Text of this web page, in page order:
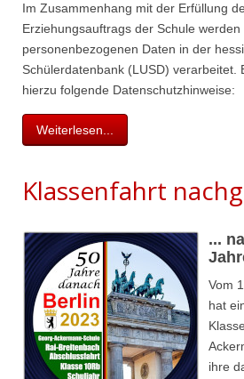
Im Zusammenhang mit der Erfüllung
Erziehungsauftrags der Schule werden
personenbezogenen Daten in der
Schülerdatenbank (LUSD) verarbeitet.
hierzu folgende Datenschutzhinweise:
Weiterlesen...
Klassenfahrt
...
Vom
hat
ihre